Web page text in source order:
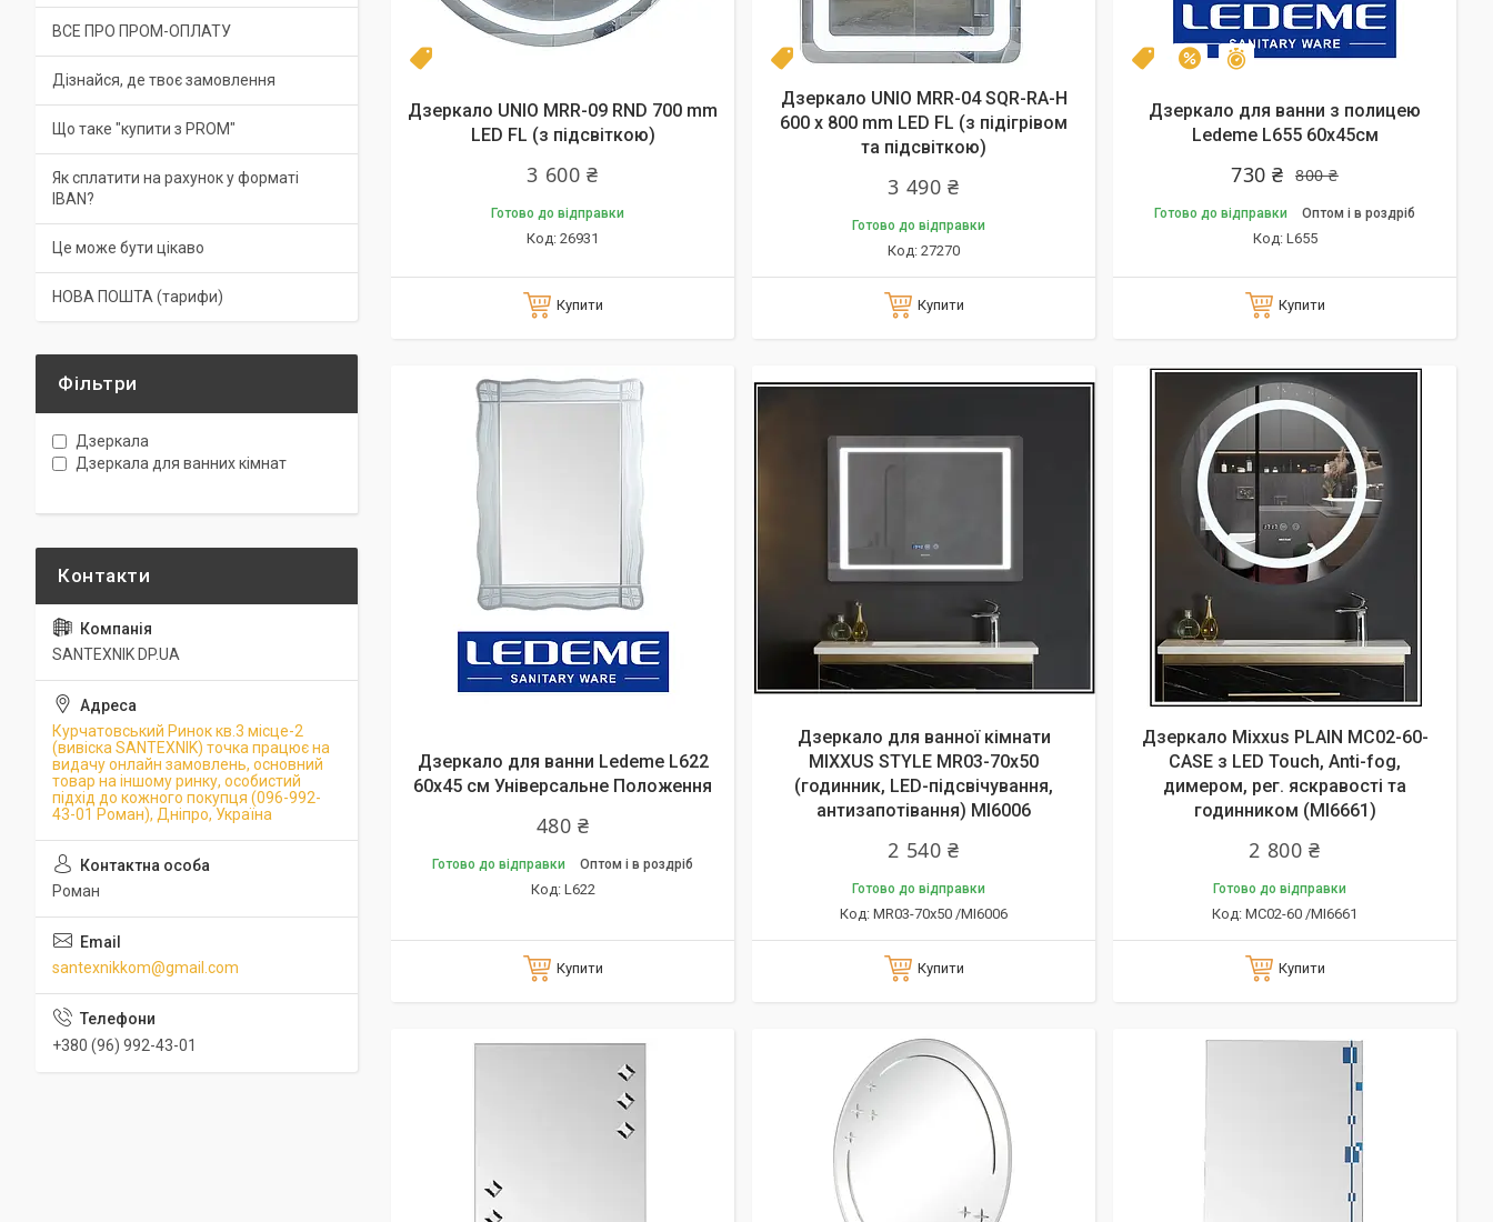
Дзеркало UNIO MRR-09 RND 700 mm
LED FL (з підсвіткою)
3 600 ₴
Готово до відправки
26931
Купити
Топ
Дзеркало UNIO MRR-04 SQR-RA-H
600 x 800 mm LED FL (з підігрівом
та підсвіткою)
3 490 ₴
Готово до відправки
27270
Купити
Топ –9% Залишилось 26 днів
Дзеркало для ванни з полицею
Ledeme L655 60х45см
800 ₴
730 ₴
Готово до відправки Оптом і в роздріб
L655
Купити
Дзеркало для ванни Ledeme L622
60х45 см Універсальне Положення
480 ₴
Готово до відправки Оптом і в роздріб
L622
Купити
Дзеркало для ванної кімнати
MIXXUS STYLE MR03-70x50
(годинник, LED-підсвічування,
антизапотівання) MI6006
2 540 ₴
Готово до відправки
MR03-70x50 /MI6006
Купити
Дзеркало Mixxus PLAIN MC02-60-
CASE з LED Touch, Anti-fog,
димером, рег. яскравості та
годинником (MI6661)
2 800 ₴
Готово до відправки
MС02-60 /MI6661
Купити
ВСЕ ПРО ПРОМ-ОПЛАТУ
Дізнайся, де твоє замовлення
Що таке "купити з PROM"
Як сплатити на рахунок у форматі
IBAN?
Це може бути цікаво
НОВА ПОШТА (тарифи)
Фільтри
Дзеркала
Дзеркала для ванних кімнат
SANTEXNIK DP.UA
Курчатовський Ринок кв.3 місце-2
(вивіска SANTEXNIK) точка працює на
видачу онлайн замовлень, основний
товар на іншому ринку, особистий
підхід до кожного покупця (096-992-
43-01 Роман), Дніпро, Україна
Роман
santexnikkom@gmail.com
+380 (96) 992-43-01